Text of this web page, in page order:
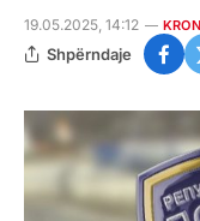
19.05.2025, 14:12
Shpërndaje